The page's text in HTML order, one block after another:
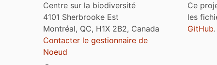
Centre sur la biodiversité
4101 Sherbrooke Est
Montréal, QC, H1X 2B2, Canada
Contacter le gestionnaire de
Noeud
Ce
les
GitHub.